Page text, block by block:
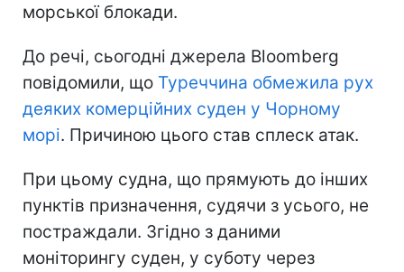
морської блокади.
До речі, сьогодні джерела Bloomberg
повідомили, що Туреччина обмежила рух
деяких комерційних суден у Чорному
морі. Причиною цього став сплеск атак.
При цьому судна, що прямують до інших
пунктів призначення, судячи з усього, не
постраждали. Згідно з даними
моніторингу суден, у суботу через